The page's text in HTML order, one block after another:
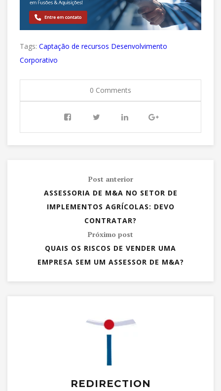
Tags: Captação de recursos Desenvolvimento
Corporativo
0 Comments
Post anterior
ASSESSORIA DE M&A NO SETOR DE
IMPLEMENTOS AGRÍCOLAS: DEVO
CONTRATAR?
Próximo post
QUAIS OS RISCOS DE VENDER UMA
EMPRESA SEM UM ASSESSOR DE M&A?
REDIRECTION